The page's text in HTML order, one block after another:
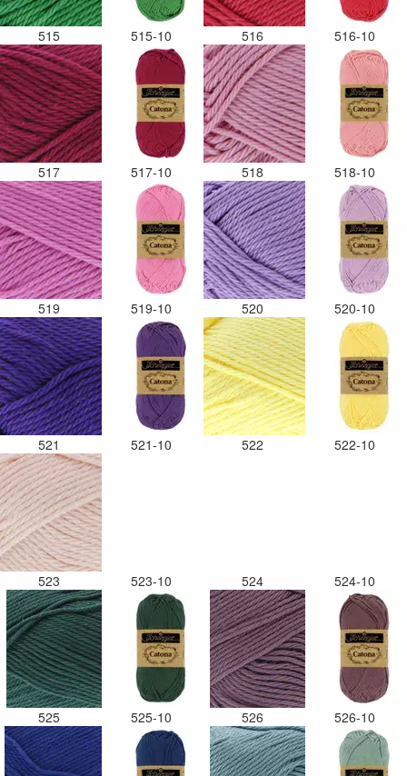
515 515-10 516 516-10
517 517-10 518 518-10
519 519-10 520 520-10
521 521-10 522 522-10
523 523-10 524 524-10
525 525-10 526 526-10